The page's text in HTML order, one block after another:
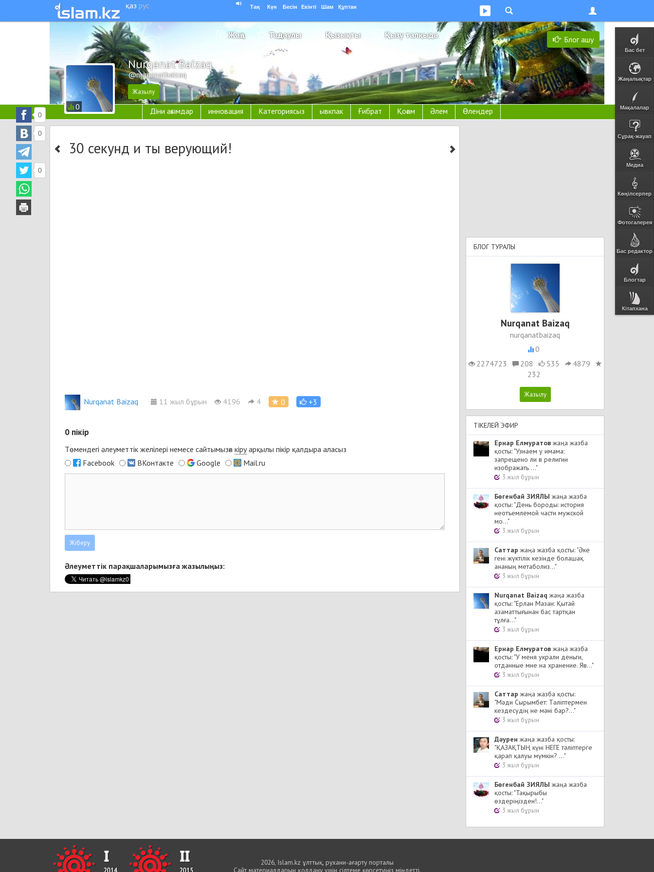
қаз рус Таң Күн Бесін Екінті Шам Құптан
Бас бет
Жаңалықтар
Мақалалар
Сұрақ-жауап
Медиа
Көңілсерпер
Фотогалерея
Бас редактор
Блогтар
Кітапхана
Блог ашу
Жаңа Таңдаулы Қызықты Қызу талқыда
0
Nurqanat Baizaq
@nurqanatbaizaq
Діни ағымдар инновация Категориясыз ывкпак Ғибрат Қоғам Әлем Өлеңдер
30 секунд и ты верующий!
0
0
0
Nurqanat Baizaq 11 жыл бұрын 4196 4 0 +3
0 пікір
Төмендегі әлеуметтік желілері немесе сайтымызға кіруарқылы пікір қалдыра аласыз
Facebook
ВКонтакте Google Mail.ru
Әлеуметтік парақшаларымызға жазылыңыз:
БЛОГ ТУРАЛЫ
Nurqanat Baizaq
nurqanatbaizaq
0
2274723
208 535
4879
232
ТІКЕЛЕЙ ЭФИР
Ернар Елмуратов жаңа жазба
қосты: "Узнаем у имама:
запрещено ли в религии
изображать ..."
3 жыл бұрын
Бөгенбай ЗИЯЛЫ жаңа жазба
қосты: "День бороды: история
неотъемлемой части мужской
мо..."
3 жыл бұрын
Cаттар жаңа жазба қосты: "Әке
гені жүктілік кезінде болашақ
ананың метаболиз..."
3 жыл бұрын
Nurqanat Baizaq жаңа жазба
қосты: "Ерлан Мазан: Қытай
азаматтығынан бас тартқан
тұлға..."
3 жыл бұрын
Ернар Елмуратов жаңа жазба
қосты: "У меня украли деньги,
отданные мне на хранение. Яв..."
3 жыл бұрын
Cаттар жаңа жазба қосты:
"Мәди Сырымбет: Тәліптермен
кездесудің не мәні бар?..."
3 жыл бұрын
Дәурен жаңа жазба қосты:
"ҚАЗАҚТЫҢ күні НЕГЕ тәліптерге
қарап қалуы мүмкін? ..."
3 жыл бұрын
Бөгенбай ЗИЯЛЫ жаңа жазба
қосты: "Тақырыбы
өздеріңізден!..."
3 жыл бұрын
2026, Islam.kz ұлттық, рухани-ағарту порталы
Сайт материалдарын қолдану үшін сілтеме көрсетуіңіз міндетті.